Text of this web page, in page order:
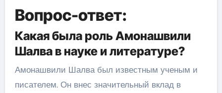
Вопрос-ответ:
Какая была роль Амонашвили
Шалва в науке и литературе?
Амонашвили Шалва был известным ученым и
писателем. Он внес значительный вклад в